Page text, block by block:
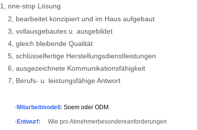
1, one-stop Lösung
2, bearbeitet konzipiert und im Haus aufgebaut
3, vollausgebautes u. ausgebildet
4, gleich bleibende Qualität
5, schlüsselfertige Herstellungsdienstleistungen
6, ausgezeichnete Kommunikationsfähigkeit
7, Berufs- u. leistungsfähige Antwort
· Mitarbeitmodell: Soem oder ODM
· Entwurf: Wie pro Abnehmerbesondereanforderungen